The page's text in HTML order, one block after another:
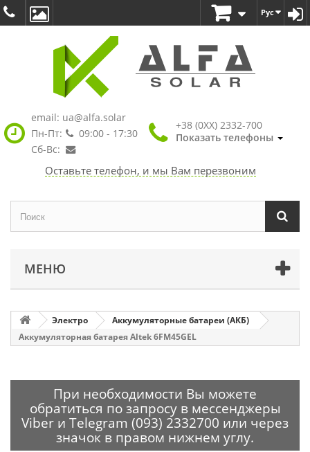
Рус
email: ua@alfa.solar
Пн-Пт:
09:00 - 17:30
Сб-Вс:
+38 (0XX) 2332-700
Показать телефоны
Оставьте телефон, и мы Вам перезвоним
МЕНЮ
Электро
Аккумуляторные батареи (АКБ)
Аккумуляторная батарея Altek 6FM45GEL
При необходимости Вы можете
обратиться по запросу в мессенджеры
Viber и Telegram (093) 2332700 или через
значок в правом нижнем углу.